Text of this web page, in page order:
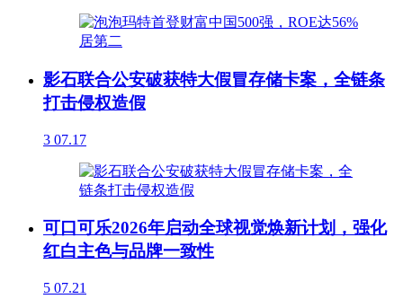
影石联合公安破获特大假冒存储卡案，全链条
打击侵权造假
3 07.17
可口可乐2026年启动全球视觉焕新计划，强化
红白主色与品牌一致性
5 07.21